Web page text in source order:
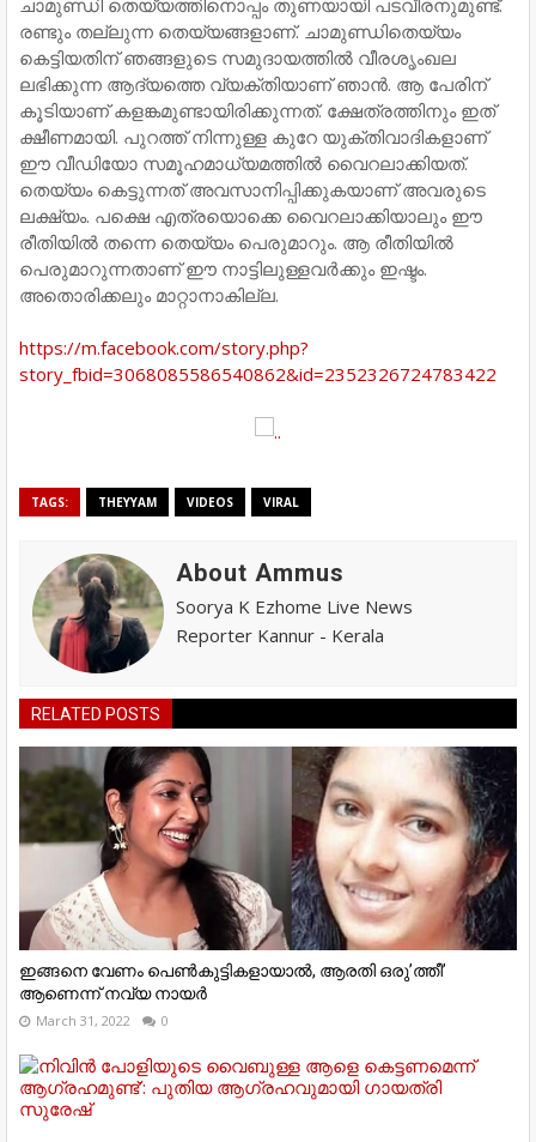
രണ്ടും തല്ലുന്ന തെയ്യങ്ങളാണ്. ചാമുണ്ഡിതെയ്യം
കെട്ടിയതിന് ഞങ്ങളുടെ സമുദായത്തില്‍ വീരശൃംഖല
ലഭിക്കുന്ന ആദ്യത്തെ വ്യക്തിയാണ് ഞാന്‍. ആ പേരിന്
കൂടിയാണ് കളങ്കമുണ്ടായിരിക്കുന്നത്. ക്ഷേത്രത്തിനും ഇത്
ക്ഷീണമായി. പുറത്ത് നിന്നുള്ള കുറേ യുക്തിവാദികളാണ്
ഈ വീഡിയോ സമൂഹമാധ്യമത്തില്‍ വൈറലാക്കിയത്.
തെയ്യം കെട്ടുന്നത് അവസാനിപ്പിക്കുകയാണ് അവരുടെ
ലക്ഷ്യം. പക്ഷെ എത്രയൊക്കെ വൈറലാക്കിയാലും ഈ
രീതിയില്‍ തന്നെ തെയ്യം പെരുമാറും. ആ രീതിയില്‍
പെരുമാറുന്നതാണ് ഈ നാട്ടിലുള്ളവര്‍ക്കും ഇഷ്ടം.
അതൊരിക്കലും മാറ്റാനാകില്ല.
https://m.facebook.com/story.php?
story_fbid=3068085586540862&id=2352326724783422
TAGS: THEYYAM VIDEOS VIRAL
About Ammus
Soorya K Ezhome Live News
Reporter Kannur - Kerala
RELATED POSTS
ഇങ്ങനെ വേണം പെൺകുട്ടികളായാൽ, ആരതി ഒരു’ത്തീ’
ആണെന്ന് നവ്യ നായർ
March 31, 2022 0